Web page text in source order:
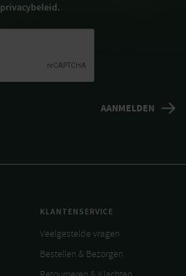
privacybeleid.
KLANTENSERVICE
Veelgestelde vragen
Bestellen & Bezorgen